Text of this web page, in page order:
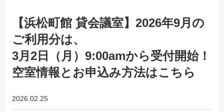
【浜松町館 貸会議室】2026年9月の
ご利用分は、
3月2日（月）9:00amから受付開始！
空室情報とお申込み方法はこちら
2026.02.25